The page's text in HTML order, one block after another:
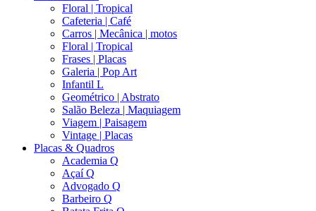
Floral | Tropical
Cafeteria | Café
Carros | Mecânica | motos
Floral | Tropical
Frases | Placas
Galeria | Pop Art
Infantil L
Geométrico | Abstrato
Salão Beleza | Maquiagem
Viagem | Paisagem
Vintage | Placas
Placas & Quadros
Academia Q
Açaí Q
Advogado Q
Barbeiro Q